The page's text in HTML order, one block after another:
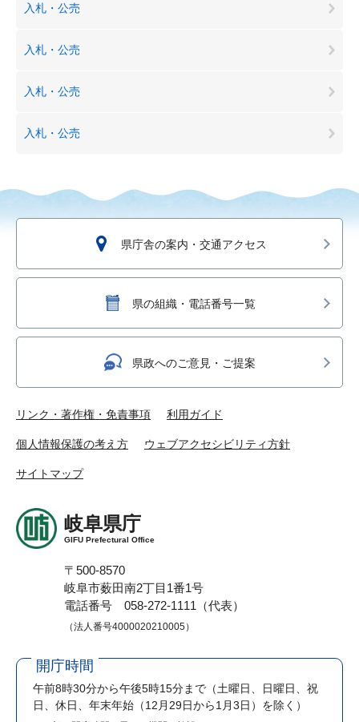
入札・公売
入札・公売
入札・公売
入札・公売
県庁舎の案内・交通アクセス
県の組織・電話番号一覧
県政へのご意見・ご提案
リンク・著作権・免責事項 利用ガイド
個人情報保護の考え方 ウェブアクセシビリティ方針
サイトマップ
岐阜県庁
GIFU Prefectural Office
〒500-8570
岐阜市薮田南2丁目1番1号
電話番号 058-272-1111（代表）
（法人番号4000020210005）
開庁時間
午前8時30分から午後5時15分まで （土曜日、日曜日、祝
日、休日、年末年始（12月29日から1月3日）を除く）